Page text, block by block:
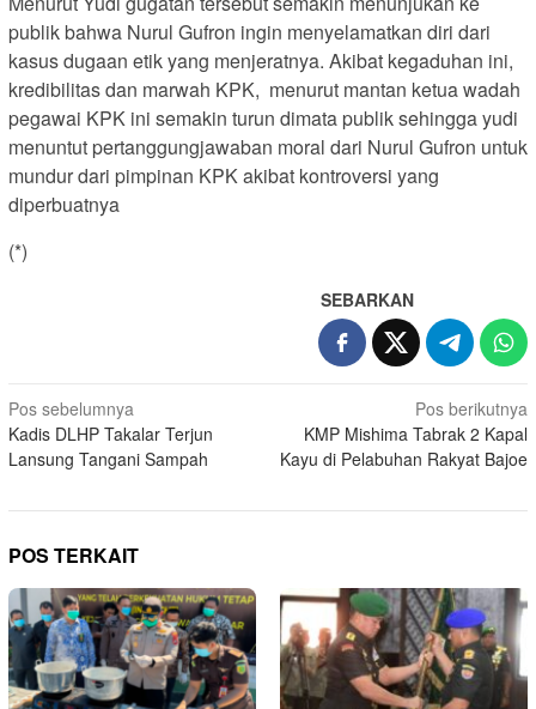
publik bahwa Nurul Gufron ingin menyelamatkan diri dari
kasus dugaan etik yang menjeratnya. Akibat kegaduhan ini,
kredibilitas dan marwah KPK, menurut mantan ketua wadah
pegawai KPK ini semakin turun dimata publik sehingga yudi
menuntut pertanggungjawaban moral dari Nurul Gufron untuk
mundur dari pimpinan KPK akibat kontroversi yang
diperbuatnya
(*)
SEBARKAN
Navigasi
pos
Pos sebelumnya
Kadis DLHP Takalar Terjun
Lansung Tangani Sampah
Pos berikutnya
KMP Mishima Tabrak 2 Kapal
Kayu di Pelabuhan Rakyat Bajoe
POS TERKAIT